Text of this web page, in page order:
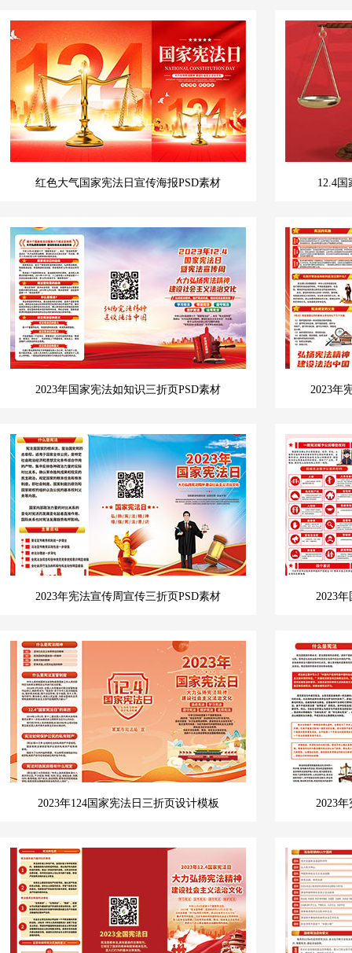
红色大气国家宪法日宣传海报PSD素材 12.4
2023年国家宪法如知识三折页PSD素材 2023年
2023年宪法宣传周宣传三折页PSD素材 2023
2023年124国家宪法日三折页设计模板 2023